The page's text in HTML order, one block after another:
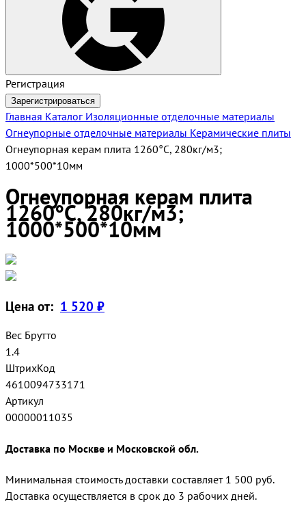
Регистрация
Зарегистрироваться
Главная Каталог Изоляционные отделочные материалы
Огнеупорные отделочные материалы Керамические плиты
Огнеупорная керам плита 1260°С, 280кг/м3;
1000*500*10мм
Огнеупорная керам плита
1260°С, 280кг/м3;
1000*500*10мм
Цена от: 1 520 ₽
Вес Брутто
1.4
ШтрихКод
4610094733171
Артикул
00000011035
Доставка по Москве и Московской обл.
Минимальная стоимость доставки составляет 1 500 руб.
Доставка осуществляется в срок до 3 рабочих дней.